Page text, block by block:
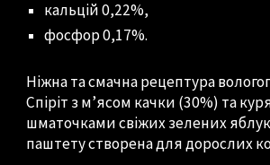
кальцій 0,22%,
фосфор 0,17%.
Ніжна та смачна рецептура
Спіріт з м’ясом качки (30%) та
шматочками свіжих зелених
паштету створена для дорослих